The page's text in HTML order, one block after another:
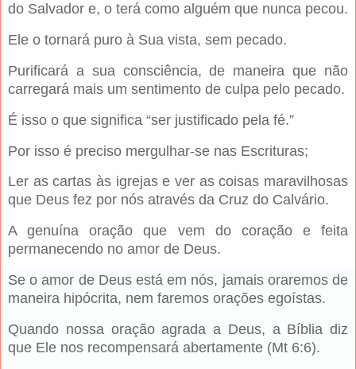
do Salvador e, o terá como alguém que nunca pecou.
Ele o tornará puro à Sua vista, sem pecado.
Purificará a sua consciência, de maneira que não
carregará mais um sentimento de culpa pelo pecado.
É isso o que significa “ser justificado pela fé.”
Por isso é preciso mergulhar-se nas Escrituras;
Ler as cartas às igrejas e ver as coisas maravilhosas
que Deus fez por nós através da Cruz do Calvário.
A genuína oração que vem do coração e feita
permanecendo no amor de Deus.
Se o amor de Deus está em nós, jamais oraremos de
maneira hipócrita, nem faremos orações egoístas.
Quando nossa oração agrada a Deus, a Bíblia diz
que Ele nos recompensará abertamente (Mt 6:6).